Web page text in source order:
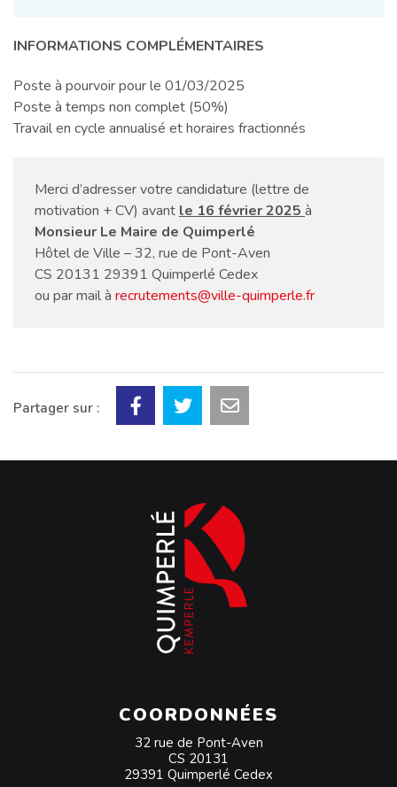
INFORMATIONS COMPLÉMENTAIRES
Poste à pourvoir pour le 01/03/2025
Poste à temps non complet (50%)
Travail en cycle annualisé et horaires fractionnés
Merci d’adresser votre candidature (lettre de
motivation + CV) avant le 16 février 2025 à
Monsieur Le Maire de Quimperlé
Hôtel de Ville – 32, rue de Pont-Aven
CS 20131 29391 Quimperlé Cedex
ou par mail à recrutements@ville-quimperle.fr
Partager sur :
COORDONNÉES
32 rue de Pont-Aven
CS 20131
29391 Quimperlé Cedex